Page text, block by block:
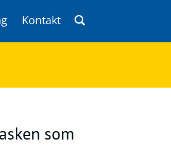
Kontakt
som